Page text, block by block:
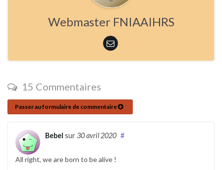
Webmaster FNIAAIHRS
15 Commentaires
Passer au formulaire de commentaire
Bebel sur 30 avril 2020 #
All right, we are born to be alive !